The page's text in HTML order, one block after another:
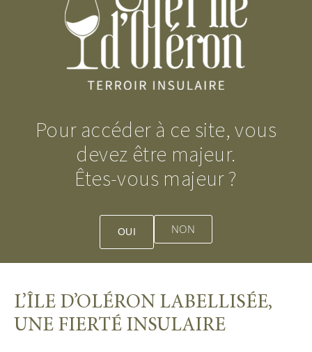
L’ÎLE D’OLÉRON LABELLISÉE,
UNE FIERTÉ INSULAIRE
Pour accéder à ce site, vous
devez être majeur.
Êtes-vous majeur ?
OUI NON